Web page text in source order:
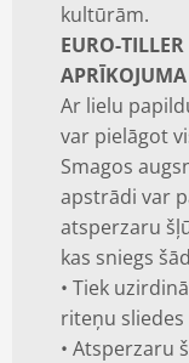
kultūrām.
EURO-
APRĪKOJUMA
Ar lielu
var pielāgot
Smagos
apstrādi var
atsperzaru
kas sniegs
• Tiek
riteņu sliedes
• Atsperzaru